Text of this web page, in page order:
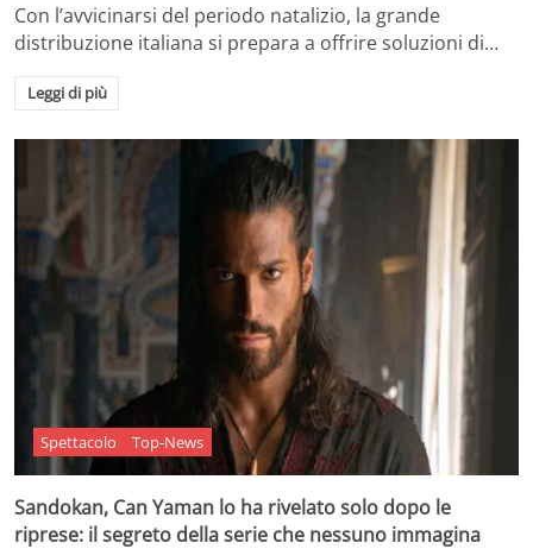
Con l’avvicinarsi del periodo natalizio, la grande
distribuzione italiana si prepara a offrire soluzioni di…
Leggi di più
Spettacolo Top-News
Sandokan, Can Yaman lo ha rivelato solo dopo le
riprese: il segreto della serie che nessuno immagina